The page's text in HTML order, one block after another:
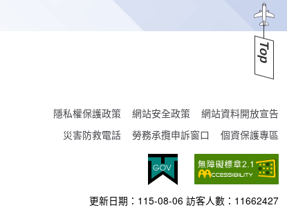
隱私權保護政策 網站安全政策
網站資料開放宣告
災害防救電話
勞務承攬申訴窗口 個資保護專區
更新日期： 115-08-06 訪客人數： 11662427
Top